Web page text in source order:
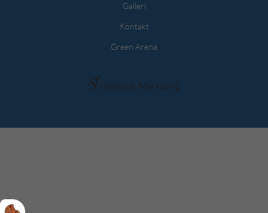
Galleri
Kontakt
Green Arena